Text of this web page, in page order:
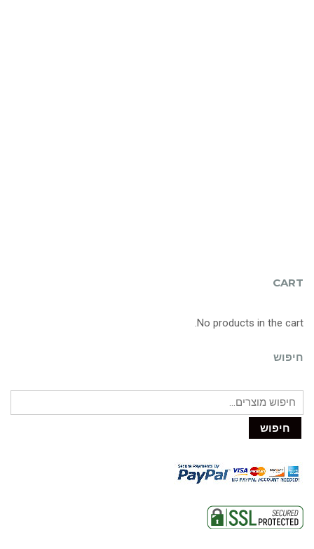
CART
No products in the cart.
חיפוש
חיפוש